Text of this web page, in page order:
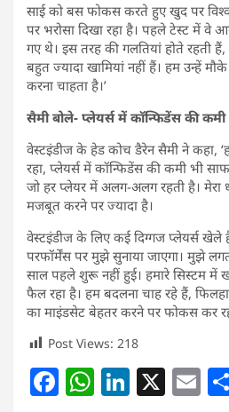
साई को बस फोकस करते हुए खुद पर
पर भरोसा दिखा रहा है। पहले टेस्ट में
गए थे। इस तरह की गलतियां होते रहती
बहुत ज्यादा खामियां नहीं हैं। हम उन्हें
करना चाहता है।’
सैमी बोले- प्लेयर्स में कॉन्फिडेंस की कमी
वेस्टइंडीज के हेड कोच डैरेन सैमी ने कहा,
रहा, प्लेयर्स में कॉन्फिडेंस की कमी भी
जो हर प्लेयर में अलग-अलग रहती है। मेरा
मजबूत करने पर ज्यादा है।
वेस्टइंडीज के लिए कई दिग्गज प्लेयर्स खेले
परफॉर्मेंस पर मुझे सुनाया जाएगा। मुझे
साल पहले शुरू नहीं हुई। हमारे सिस्टम में
फैल रहा है। हम बदलना चाह रहे हैं,
का माइंडसेट बेहतर करने पर फोकस कर
Post Views: 218
F W Li X E